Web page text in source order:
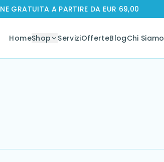
GRATUITA A PARTIRE DA EUR 69,00
HomeShop ServiziOfferteBlogChi Siamo